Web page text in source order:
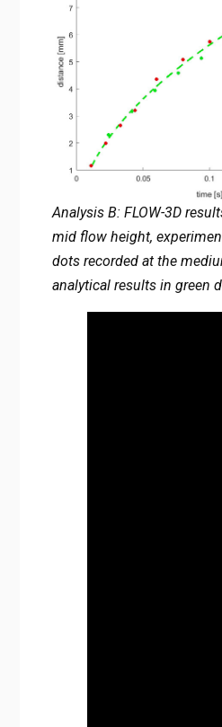
Analysis B: FLOW-3D
mid flow height,
dots recorded at the
analytical results in green